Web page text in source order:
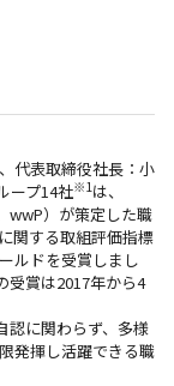
代表取締役社長：小
ープ14社※1 は、
wwP）が策定した職
関する取組評価指標
ルドを受賞しまし
受賞は2017年から4
認に関わらず、多様
発揮し活躍できる職